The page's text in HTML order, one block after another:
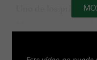
Uno de los
filetes de anchoas